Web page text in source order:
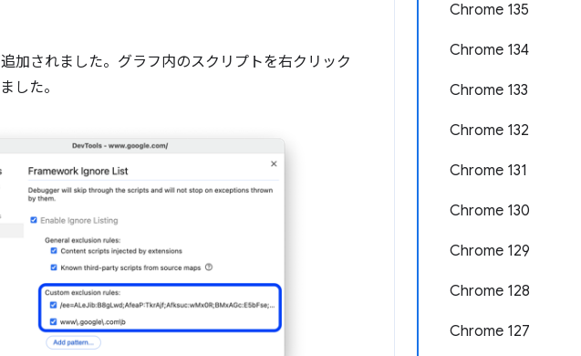
Chrome 135
Chrome 134
Chrome 133
Chrome 132
Chrome 131
Chrome 130
Chrome 129
Chrome 128
Chrome 127
加されました。グラフ内のスクリプトを右クリック
した。